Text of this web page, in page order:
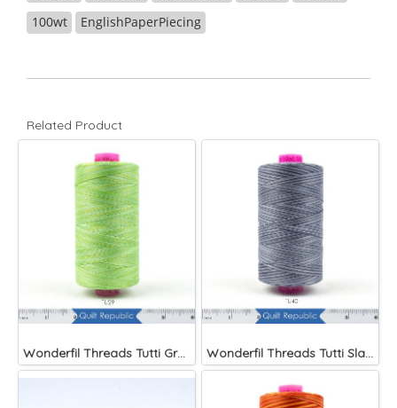
100wt
EnglishPaperPiecing
Related Product
Wonderfil Threads Tutti Grass Wonderfil Threads Tutti Slate